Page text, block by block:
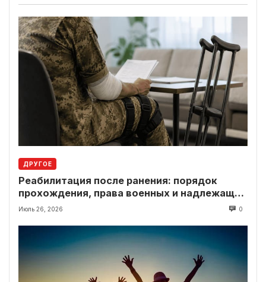
ДРУГОЕ
Реабилитация после ранения: порядок
прохождения, права военных и надлежащие
выплаты
Июль 26, 2026 0